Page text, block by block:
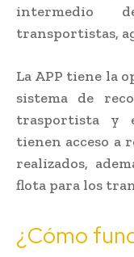
intermedio
transportistas,
La APP tiene la
sistema de
trasportista y
tienen acceso a
realizados,
flota para los
¿Cómo